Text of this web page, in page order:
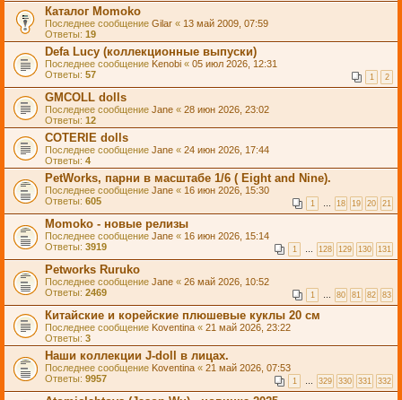
Каталог Momoko
Последнее сообщение Gilar « 13 май 2009, 07:59
Ответы: 19
Defa Lucy (коллекционные выпуски)
Последнее сообщение Kenobi « 05 июл 2026, 12:31
Ответы: 57 1 2
GMCOLL dolls
Последнее сообщение Jane « 28 июн 2026, 23:02
Ответы: 12
COTERIE dolls
Последнее сообщение Jane « 24 июн 2026, 17:44
Ответы: 4
PetWorks, парни в масштабе 1/6 ( Eight and Nine).
Последнее сообщение Jane « 16 июн 2026, 15:30
Ответы: 605 1 … 18 19 20 21
Momoko - новые релизы
Последнее сообщение Jane « 16 июн 2026, 15:14
Ответы: 3919 1 … 128 129 130 131
Petworks Ruruko
Последнее сообщение Jane « 26 май 2026, 10:52
Ответы: 2469 1 … 80 81 82 83
Китайские и корейские плюшевые куклы 20 см
Последнее сообщение Koventina « 21 май 2026, 23:22
Ответы: 3
Наши коллекции J-doll в лицах.
Последнее сообщение Koventina « 21 май 2026, 07:53
Ответы: 9957 1 … 329 330 331 332